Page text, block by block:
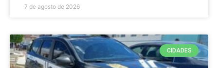
7 de agosto de 2026
CIDADES